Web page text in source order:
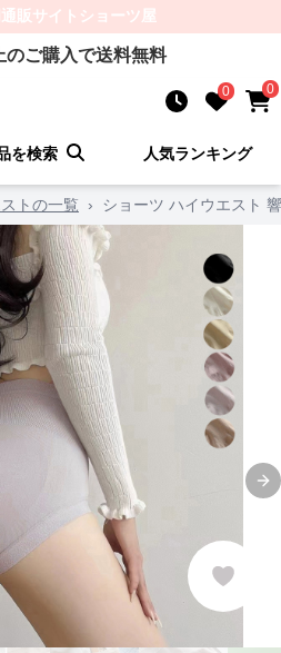
販サイト ショーツ屋
のご購入で送料無料
0 0
を検索 人気ランキング
トの一覧 › ショーツ ハイウエスト